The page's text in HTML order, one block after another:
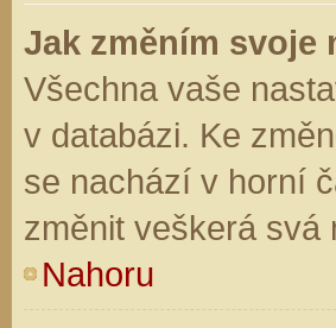
Jak změním svoje
Všechna vaše
v databázi. Ke
se nachází v horní
změnit veškerá svá
Nahoru